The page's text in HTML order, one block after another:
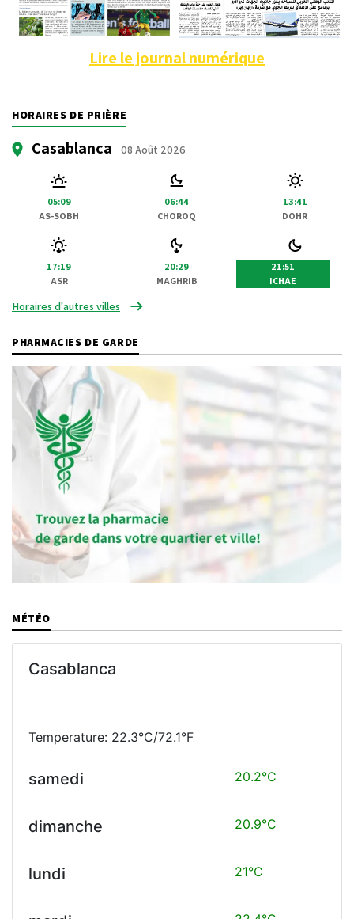
Lire le journal numérique
HORAIRES DE PRIÈRE
Casablanca 08 Août 2026
05:09
AS-SOBH
06:44
CHOROQ
13:41
DOHR
17:19
ASR
20:29
MAGHRIB
21:51
ICHAE
Horaires d'autres villes
PHARMACIES DE GARDE
MÉTÉO
Casablanca
Temperature: 22.3°C/72.1°F
samedi 20.2°C
dimanche 20.9°C
lundi 21°C